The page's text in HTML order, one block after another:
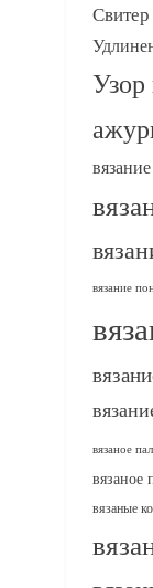
вязание
вязаное
вязаное
вязаные